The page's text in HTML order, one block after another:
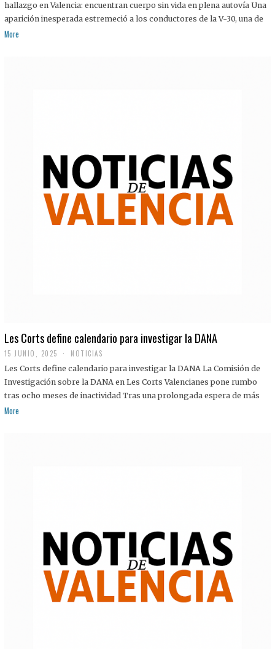
hallazgo en Valencia: encuentran cuerpo sin vida en plena autovía Una
aparición inesperada estremeció a los conductores de la V-30, una de
More
Les Corts define calendario para investigar la DANA
15 JUNIO, 2025 NOTICIAS
Les Corts define calendario para investigar la DANA La Comisión de
Investigación sobre la DANA en Les Corts Valencianes pone rumbo
tras ocho meses de inactividad Tras una prolongada espera de más
More